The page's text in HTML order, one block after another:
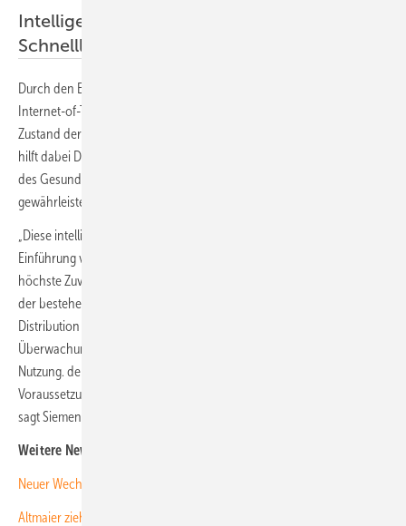
Intelligente Ortsnetzstationen ermöglichen
Schnellladen
Durch den Einsatz von kommunikationsfähiger Hardware sowie
Internet-of-Things-Technologie kann sich Aral jederzeit über den
Zustand der Ortsnetzstationen informieren. Der Einsatz von Sensoren
hilft dabei Daten zu generieren, die eine kontinuierliche Überwachung
des Gesundheitszustands und des sicheren Betriebs des Equipments
gewährleisten.
„Diese intelligente Ortsnetzstation ermöglicht Aral nicht nur die
Einführung von Ultraschnellladetechnologie, sondern sorgt auch für
höchste Zuverlässigkeit und eine bessere Netzauslastung innerhalb
der bestehenden Infrastruktur“, sagte Stephan May, Leiter der
Distribution Systems bei Siemens Smart Infrastructure. Die
Überwachung der Daten in Echtzeit ermögliche eine optimale
Nutzung. der Assets. Die Digitalisierung sei daher eine wichtige
Voraussetzung, um ein effizientes Lastmanagement durchzuführen,
sagt Siemens-Manager May. (nhp)
Weitere News zum Stromnetz der Zukunft:
Neuer Wechselrichter mit Siliziumkarbid speist mit drei Kilovolt ein
Altmaier zieht Gesetzesentwurf für steuerbare Lasten zurück